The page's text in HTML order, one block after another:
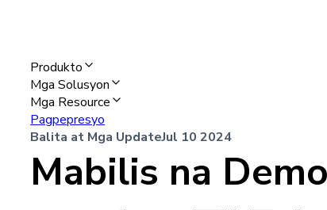
Produkto
Mga Solusyon
Mga Resource
Pagpepresyo
Balita at Mga UpdateJul 10 2024
Mabilis na